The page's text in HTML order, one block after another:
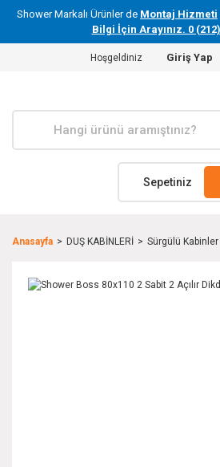
Shower Markalı Ürünler de Montaj Hizmeti
Bilgi İçin Arayınız. 0
Hoşgeldiniz Giriş Yap
Sepetiniz
Anasayfa DUŞ KABİNLERİ Sürgülü Kabinler